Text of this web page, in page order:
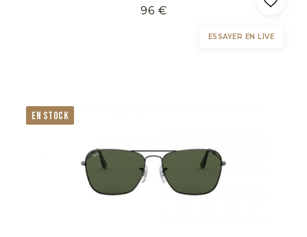
96 €
ESSAYER EN LIVE
EN STOCK